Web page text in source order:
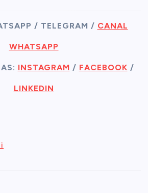
/ TELEGRAM / CANAL
WHATSAPP
INSTAGRAM / FACEBOOK /
LINKEDIN